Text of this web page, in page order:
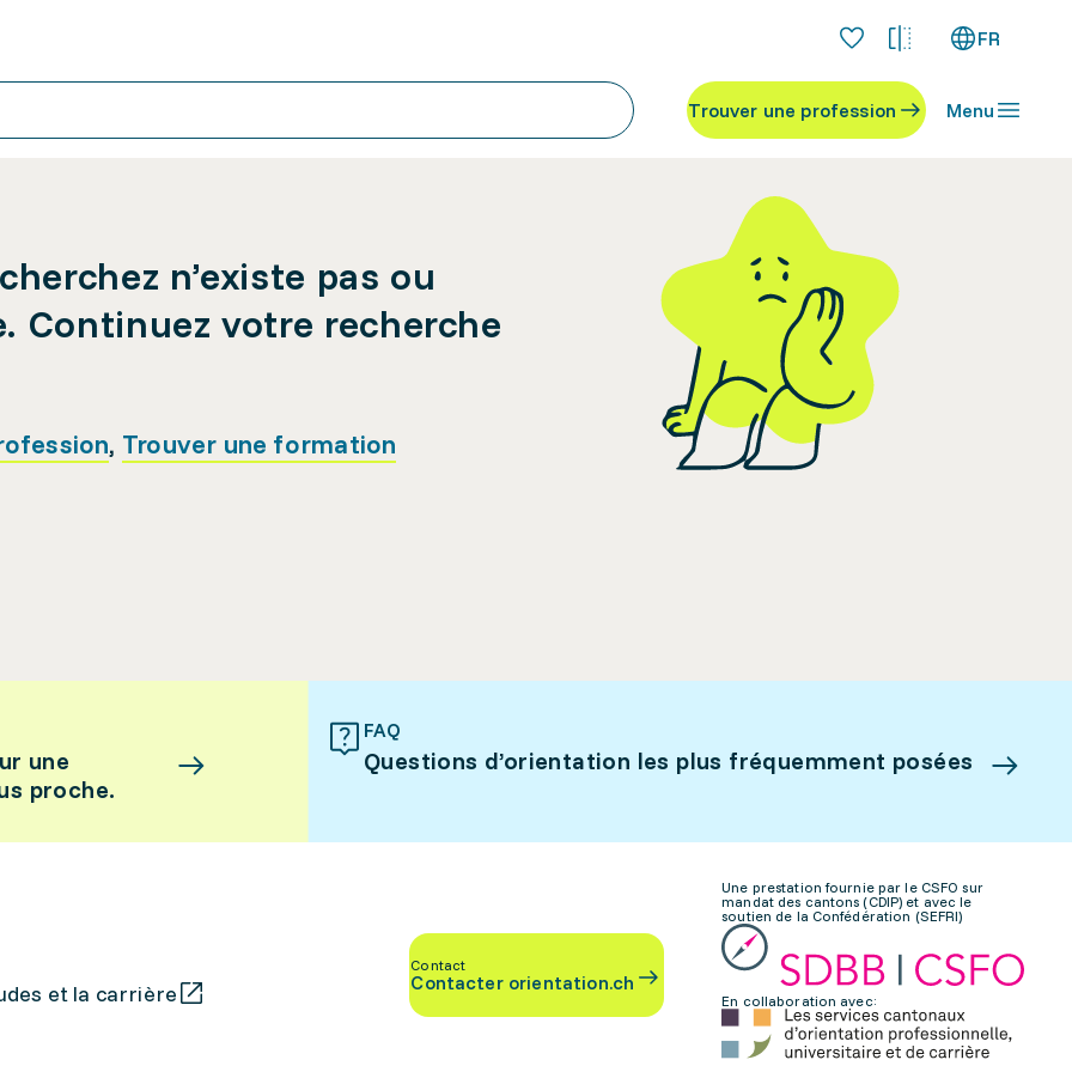
FR
Trouver une profession Menu
n’existe pas ou
Continuez votre recherche
, Trouver une formation
une
proche.
FAQ
Questions d’orientation les plus fréquemment posées
et la carrière
Contact
Contacter orientation.ch
Une prestation fournie par le CSFO sur
mandat des cantons (CDIP) et avec le
soutien de la Confédération (SEFRI)
En collaboration avec: